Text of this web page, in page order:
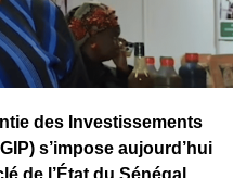
la Côte d’Ivoire peut donc
en passant du 105e en
douze mois », précise le
rassemble des praticiens
plus de 100 pays,
des Investissements
s’impose aujourd’hui
de l’État du Sénégal